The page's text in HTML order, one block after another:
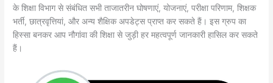
के शिक्षा विभाग से संबंधित सभी ताजातरीन घोषणाएं, योजनाएं, परीक्षा परिणाम, शिक्षक
भर्ती, छात्रवृत्तियां, और अन्य शैक्षिक अपडेट्स प्राप्त कर सकते हैं। इस ग्रुप का
हिस्सा बनकर आप नौगांवा की शिक्षा से जुड़ी हर महत्वपूर्ण जानकारी हासिल कर सकते
हैं।